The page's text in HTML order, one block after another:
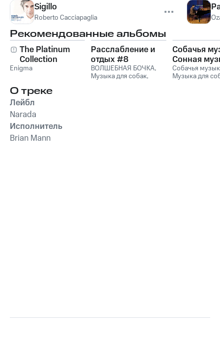
Sigillo
Roberto Cacciapaglia
Рекомендованные альбомы
The Platinum
Collection
Enigma
Расслабление и
отдых #8
ВОЛШЕБНАЯ БОЧКА,
Музыка для собак,
Собачья
Сонная
для собак и
музыка для
Собачья
Музыка для
О треке
Лейбл
Narada
Исполнитель
Brian Mann